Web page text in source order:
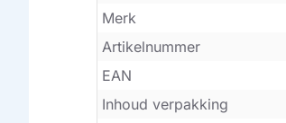
Merk
Artikelnummer
EAN
Inhoud verpakking